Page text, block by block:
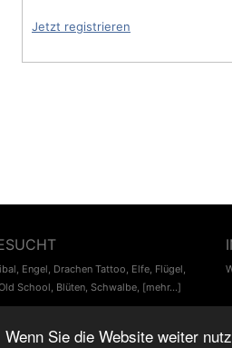
Sie die Website weiter
Jetzt registrieren
, Engel, Drachen Tattoo, Elfe, Flügel,
School, Blüten, Schwalbe, [mehr...]